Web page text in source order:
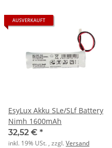
AUSVERKAUFT
EsyLux Akku SLe/SLf Battery
Nimh 1600mAh
32,52 € *
inkl. 19% USt. , zzgl.Versand